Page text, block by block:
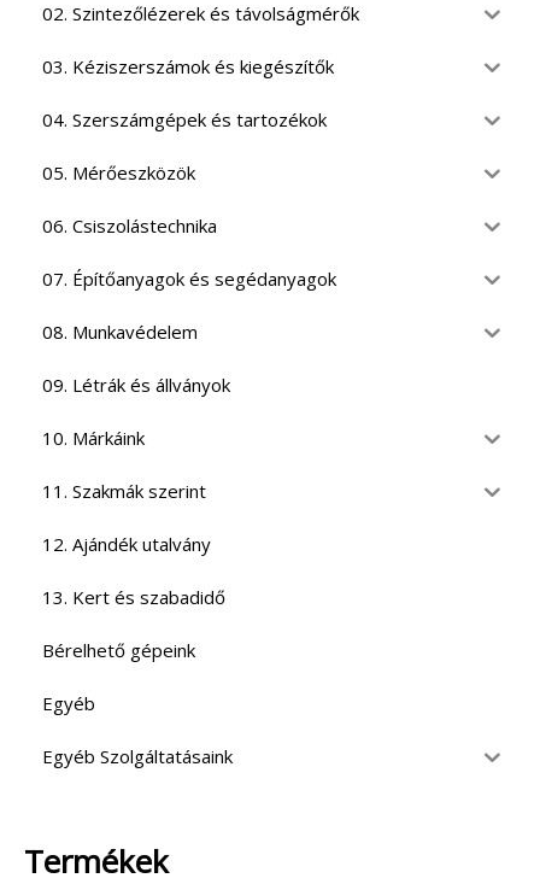
02. Szintezőlézerek és távolságmérők
03. Kéziszerszámok és kiegészítők
04. Szerszámgépek és tartozékok
05. Mérőeszközök
06. Csiszolástechnika
07. Építőanyagok és segédanyagok
08. Munkavédelem
09. Létrák és állványok
10. Márkáink
11. Szakmák szerint
12. Ajándék utalvány
13. Kert és szabadidő
Bérelhető gépeink
Egyéb
Egyéb Szolgáltatásaink
Termékek